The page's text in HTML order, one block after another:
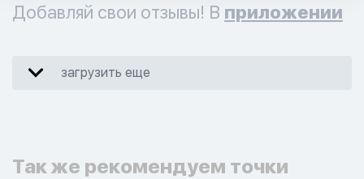
Добавляй свои отзывы! В приложении
загрузить еще
Так же рекомендуем точки